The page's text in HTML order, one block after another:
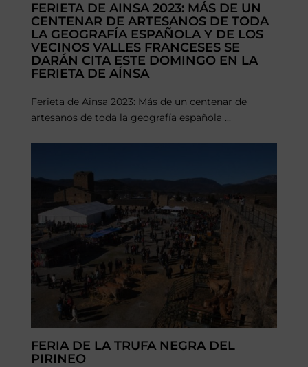
FERIETA DE AINSA 2023: MÁS DE UN
CENTENAR DE ARTESANOS DE TODA
LA GEOGRAFÍA ESPAÑOLA Y DE LOS
VECINOS VALLES FRANCESES SE
DARÁN CITA ESTE DOMINGO EN LA
FERIETA DE AÍNSA
Ferieta de Ainsa 2023: Más de un centenar de
artesanos de toda la geografía española ...
FERIA DE LA TRUFA NEGRA DEL
PIRINEO